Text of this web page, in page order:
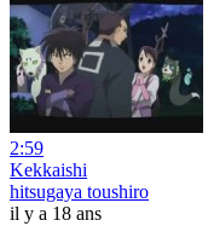
2:59
Kekkaishi
hitsugaya toushiro
il y a 18 ans